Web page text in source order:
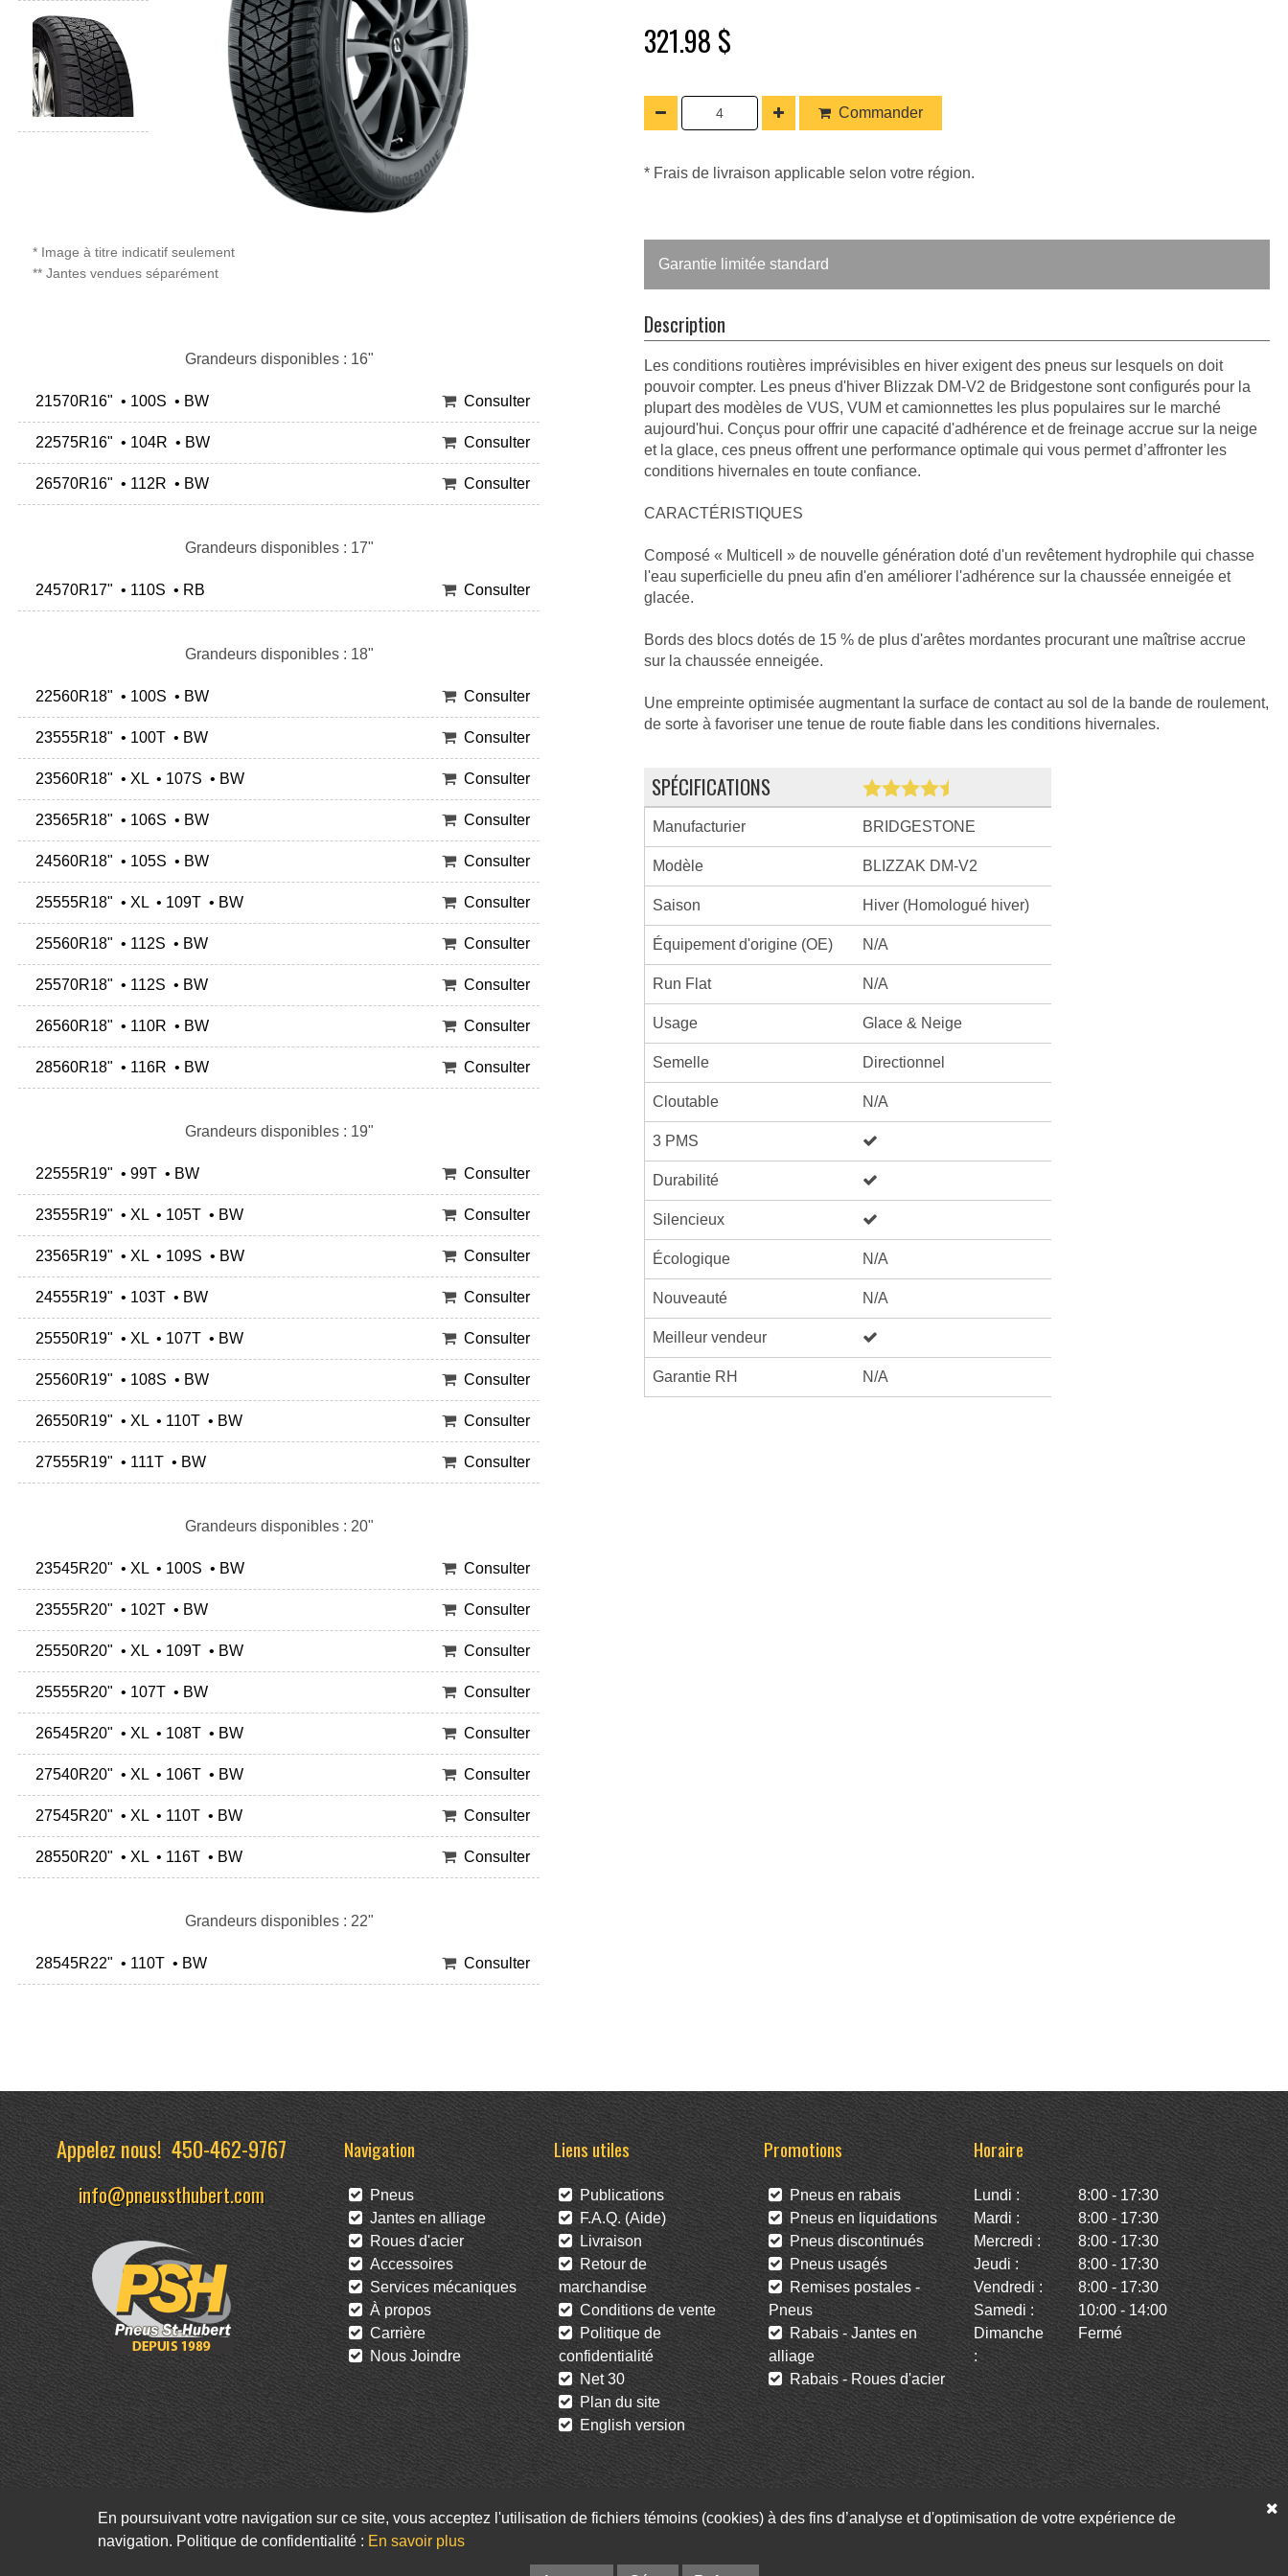
* Image à titre indicatif seulement
** Jantes vendues séparément
Grandeurs disponibles : 16"
21570R16" • 100S • BW Consulter
22575R16" • 104R • BW Consulter
26570R16" • 112R • BW Consulter
Grandeurs disponibles : 17"
24570R17" • 110S • RB Consulter
Grandeurs disponibles : 18"
22560R18" • 100S • BW Consulter
23555R18" • 100T • BW Consulter
23560R18" • XL • 107S • BW Consulter
23565R18" • 106S • BW Consulter
24560R18" • 105S • BW Consulter
25555R18" • XL • 109T • BW Consulter
25560R18" • 112S • BW Consulter
25570R18" • 112S • BW Consulter
26560R18" • 110R • BW Consulter
28560R18" • 116R • BW Consulter
Grandeurs disponibles : 19"
22555R19" • 99T • BW Consulter
23555R19" • XL • 105T • BW Consulter
23565R19" • XL • 109S • BW Consulter
24555R19" • 103T • BW Consulter
25550R19" • XL • 107T • BW Consulter
25560R19" • 108S • BW Consulter
26550R19" • XL • 110T • BW Consulter
27555R19" • 111T • BW Consulter
Grandeurs disponibles : 20"
23545R20" • XL • 100S • BW Consulter
23555R20" • 102T • BW Consulter
25550R20" • XL • 109T • BW Consulter
25555R20" • 107T • BW Consulter
26545R20" • XL • 108T • BW Consulter
27540R20" • XL • 106T • BW Consulter
27545R20" • XL • 110T • BW Consulter
28550R20" • XL • 116T • BW Consulter
Grandeurs disponibles : 22"
28545R22" • 110T • BW Consulter
321.98 $
Commander
* Frais de livraison applicable selon votre région.
Garantie limitée standard
Description
Les conditions routières imprévisibles en hiver exigent des pneus sur lesquels on doit
pouvoir compter. Les pneus d'hiver Blizzak DM-V2 de Bridgestone sont configurés pour la
plupart des modèles de VUS, VUM et camionnettes les plus populaires sur le marché
aujourd'hui. Conçus pour offrir une capacité d'adhérence et de freinage accrue sur la neige
et la glace, ces pneus offrent une performance optimale qui vous permet d’affronter les
conditions hivernales en toute confiance.
CARACTÉRISTIQUES
Composé « Multicell » de nouvelle génération doté d'un revêtement hydrophile qui chasse
l'eau superficielle du pneu afin d'en améliorer l'adhérence sur la chaussée enneigée et
glacée.
Bords des blocs dotés de 15 % de plus d'arêtes mordantes procurant une maîtrise accrue
sur la chaussée enneigée.
Une empreinte optimisée augmentant la surface de contact au sol de la bande de roulement,
de sorte à favoriser une tenue de route fiable dans les conditions hivernales.
SPÉCIFICATIONS
Manufacturier BRIDGESTONE
Modèle BLIZZAK DM-V2
Saison Hiver (Homologué hiver)
Équipement d'origine (OE) N/A
Run Flat N/A
Usage Glace & Neige
Semelle Directionnel
Cloutable N/A
3 PMS
Durabilité
Silencieux
Écologique N/A
Nouveauté N/A
Meilleur vendeur
Garantie RH N/A
Appelez nous!450-462-9767
info@pneussthubert.com
Navigation
Pneus
Jantes en alliage
Roues d'acier
Accessoires
Services mécaniques
À propos
Carrière
Nous Joindre
Liens utiles
Publications
F.A.Q. (Aide)
Livraison
Retour de
marchandise
Conditions de vente
Politique de
confidentialité
Net 30
Plan du site
English version
Promotions
Pneus en rabais
Pneus en liquidations
Pneus discontinués
Pneus usagés
Remises postales -
Pneus
Rabais - Jantes en
alliage
Rabais - Roues d'acier
Horaire
Lundi :
8:00 - 17:30
Mardi :
8:00 - 17:30
Mercredi :
8:00 - 17:30
Jeudi :
8:00 - 17:30
Vendredi :
8:00 - 17:30
Samedi :
10:00 - 14:00
Dimanche
:
Fermé
Facebook Twitter Infolettre
En poursuivant votre navigation sur ce site, vous acceptez l'utilisation de fichiers témoins (cookies) à des fins d’analyse et d'optimisation de votre expérience de
navigation. Politique de confidentialité : En savoir plus